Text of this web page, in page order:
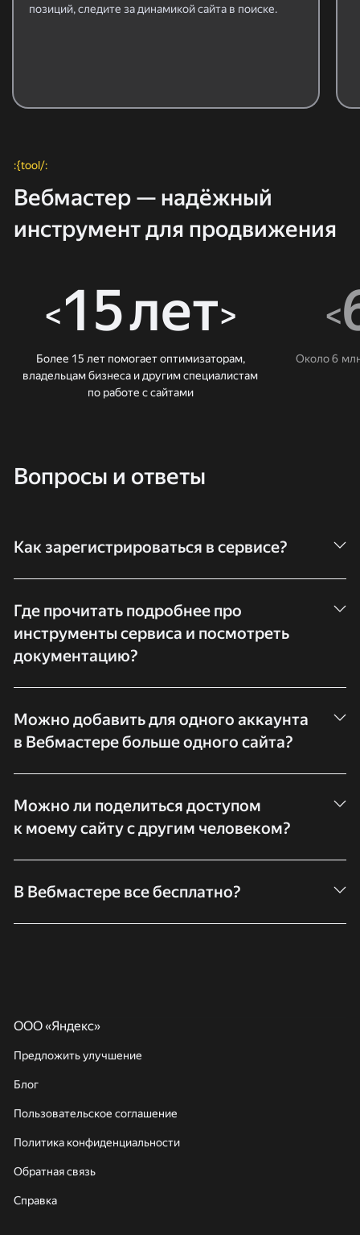
позиций, следите за динамикой сайта в поиске.
:{tool/:
Вебмастер — надёжный
инструмент для продвижения
<15 лет>
Более 15 лет помогает оптимизаторам,
владельцам бизнеса и другим специалистам
по работе с сайтами
<
Около 6
Вопросы и ответы
Как зарегистрироваться в сервисе?
на него
одним из предложенных способов.
вам будут доступны все отчеты и возможности сервиса.
Где прочитать подробнее про
инструменты сервиса и посмотреть
документацию?
ответы или задать вопрос в службу поддержки.
Можно добавить для одного аккаунта
в Вебмастере больше одного сайта?
в Вебмастере. Главное подтвердить права на них.
Можно ли поделиться доступом
к моему сайту с другим человеком?
пользователю. В таком случае он получит доступ ко всем
данным сайта и всем функциям сервиса. Впоследствии
В Вебмастере все бесплатно?
ООО «Яндекс»
Предложить улучшение
Блог
Пользовательское соглашение
Политика конфиденциальности
Обратная связь
Справка